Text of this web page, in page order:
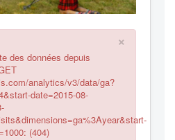
×
des données depuis
analytics/v3/data/ga?
date=2015-08-
(404)